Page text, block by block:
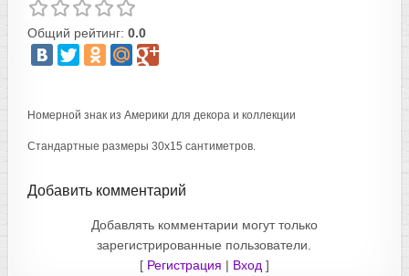
Общий рейтинг: 0.0
Номерной знак из Америки для декора и коллекции
Стандартные размеры 30х15 сантиметров.
Добавить комментарий
Добавлять комментарии могут только
зарегистрированные пользователи.
[ Регистрация | Вход ]